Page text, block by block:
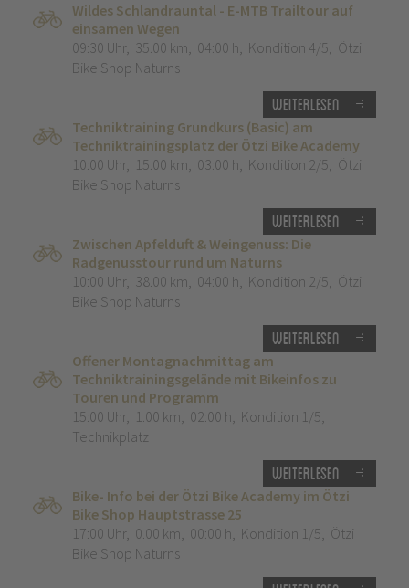
Wildes Schlandrauntal - E-MTB Trailtour auf
einsamen Wegen
09:30 Uhr, 35.00 km, 04:00 h, Kondition 4/5, Ötzi
Bike Shop Naturns
Weiterlesen
Techniktraining Grundkurs (Basic) am
Techniktrainingsplatz der Ötzi Bike Academy
10:00 Uhr, 15.00 km, 03:00 h, Kondition 2/5, Ötzi
Bike Shop Naturns
Weiterlesen
Zwischen Apfelduft & Weingenuss: Die
Radgenusstour rund um Naturns
10:00 Uhr, 38.00 km, 04:00 h, Kondition 2/5, Ötzi
Bike Shop Naturns
Weiterlesen
Offener Montagnachmittag am
Techniktrainingsgelände mit Bikeinfos zu
Touren und Programm
15:00 Uhr, 1.00 km, 02:00 h, Kondition 1/5,
Technikplatz
Weiterlesen
Bike- Info bei der Ötzi Bike Academy im Ötzi
Bike Shop Hauptstrasse 25
17:00 Uhr, 0.00 km, 00:00 h, Kondition 1/5, Ötzi
Bike Shop Naturns